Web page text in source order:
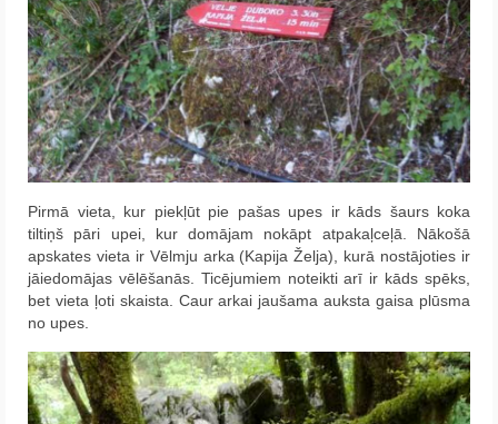
Pirmā vieta, kur piekļūt pie pašas upes ir kāds šaurs koka
tiltiņš pāri upei, kur domājam nokāpt atpakaļceļā. Nākošā
apskates vieta ir Vēlmju arka (Kapija Želja), kurā nostājoties ir
jāiedomājas vēlēšanās. Ticējumiem noteikti arī ir kāds spēks,
bet vieta ļoti skaista. Caur arkai jaušama auksta gaisa plūsma
no upes.